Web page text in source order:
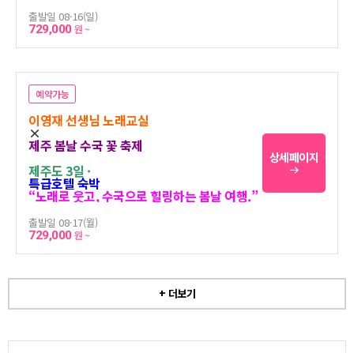
출발일 08-16(일)
729,000원 ~
예약가능
이영재 선생님 노래교실
×
제주 봄날 수국 꽃 축제
제주도 3일 ·
특급호텔 숙박
“노래로 웃고, 수국으로 힐링하는 봄날 여행.”
출발일 08-17(월)
729,000원 ~
상세페이지
+ 더보기